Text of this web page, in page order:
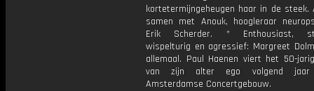
kortetermijngeheugen haar in de steek.
samen met Anouk, hoogleraar
Erik Scherder. * Enthousiast,
wispelturig en agressief: Margreet
allemaal. Paul Haenen viert het 50-
van zijn alter ego volgend
Amsterdamse Concertgebouw.